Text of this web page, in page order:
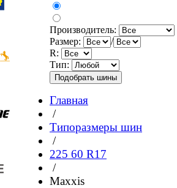
Производитель:
Размер:
/
R:
Тип:
Главная
/
Типоразмеры шин
/
225 60 R17
/
Maxxis